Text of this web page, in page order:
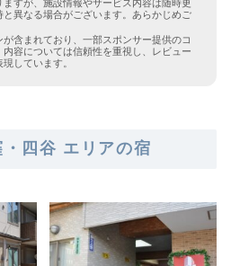
すが、施設情報やサービス内容は随時更
異なる場合がございます。あらかじめご
含まれており、一部スポンサー提供のコ
容については信頼性を重視し、レビュー
しています。
四谷 エリアの宿